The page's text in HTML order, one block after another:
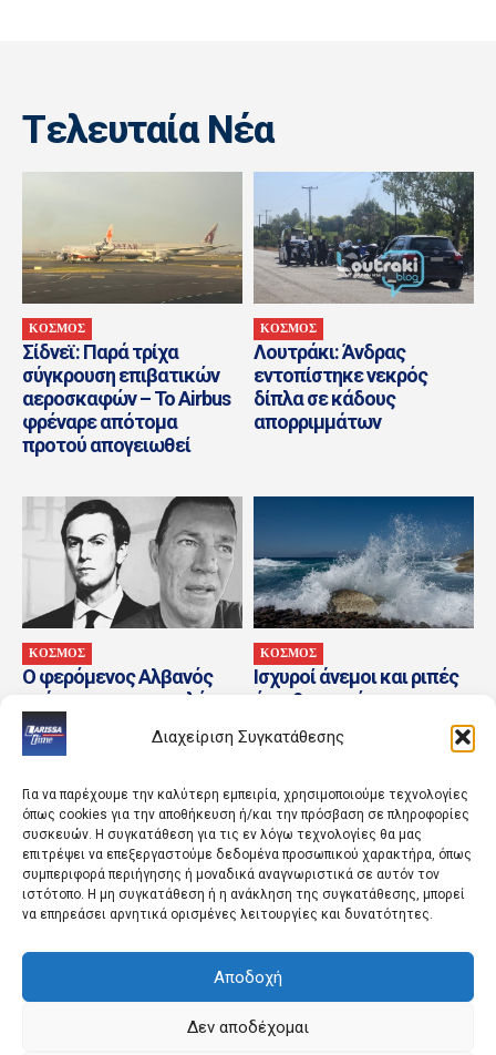
Διαχείριση Συγκατάθεσης
Για να παρέχουμε την καλύτερη εμπειρία, χρησιμοποιούμε τεχνολογίες
όπως cookies για την αποθήκευση ή/και την πρόσβαση σε πληροφορίες
συσκευών. Η συγκατάθεση για τις εν λόγω τεχνολογίες θα μας
επιτρέψει να επεξεργαστούμε δεδομένα προσωπικού χαρακτήρα, όπως
συμπεριφορά περιήγησης ή μοναδικά αναγνωριστικά σε αυτόν τον
ιστότοπο. Η μη συγκατάθεση ή η ανάκληση της συγκατάθεσης, μπορεί
να επηρεάσει αρνητικά ορισμένες λειτουργίες και δυνατότητες.
Αποδοχή
Δεν αποδέχομαι
Tελευταία Nέα
ΚΟΣΜΟΣ
Σίδνεϊ: Παρά τρίχα
σύγκρουση επιβατικών
αεροσκαφών – Το Airbus
φρέναρε απότομα
προτού απογειωθεί
ΚΟΣΜΟΣ
Λουτράκι: Άνδρας
εντοπίστηκε νεκρός
δίπλα σε κάδους
απορριμμάτων
ΚΟΣΜΟΣ
Ο φερόμενος Αλβανός
γκάνγκστερ που μπλέκει
τα σχέδια του Κούσνερ
στην Αλβανία
ΚΟΣΜΟΣ
Ισχυροί άνεμοι και ριπές
έως 9 μποφόρ τη
Δευτέρα
ΚΟΣΜΟΣ
ΗΠΑ πως δεν έχει σχέδια
να επιβάλει διόδια στα
ΚΟΣΜΟΣ
Σαουδική Αραβία: Οι
Χούθι ανέλαβαν την
ευθύνη για την επίθεση